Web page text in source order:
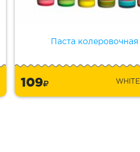
Паста колеровочная
109